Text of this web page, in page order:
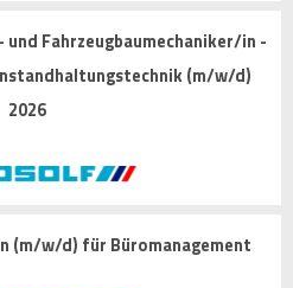
und Fahrzeugbaumechaniker/in -
(m/w/d)
2026
(m/w/d) für Büromanagement